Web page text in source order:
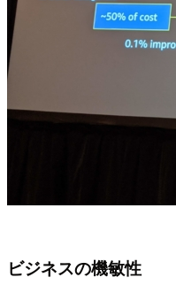
ビジネスの機敏性